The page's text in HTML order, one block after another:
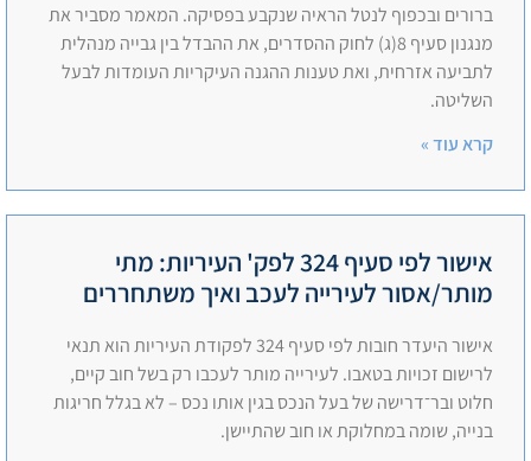
ברורים ובכפוף לנטל הראיה שנקבע בפסיקה. המאמר מסביר את
מנגנון סעיף 8(ג) לחוק ההסדרים, את ההבדל בין גבייה מנהלית
לתביעה אזרחית, ואת טענות ההגנה העיקריות העומדות לבעל
השליטה.
קרא עוד »
אישור לפי סעיף 324 לפק' העיריות: מתי
מותר/אסור לעירייה לעכב ואיך משתחררים
אישור היעדר חובות לפי סעיף 324 לפקודת העיריות הוא תנאי
לרישום זכויות בטאבו. לעירייה מותר לעכבו רק בשל חוב קיים,
חלוט ובר־דרישה של בעל הנכס בגין אותו נכס – לא בגלל חריגות
בנייה, שומה במחלוקת או חוב שהתיישן.